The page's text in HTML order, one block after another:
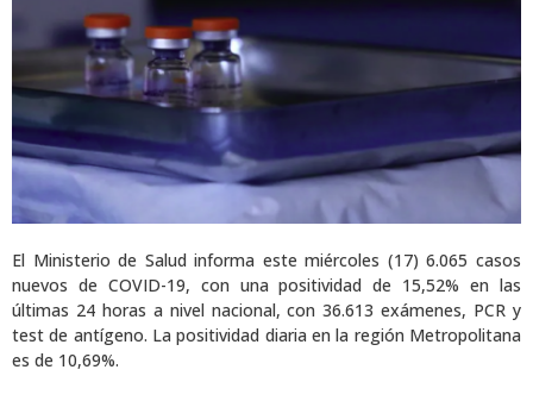
El Ministerio de Salud informa este miércoles (17) 6.065 casos
nuevos de COVID-19, con una positividad de 15,52% en las
últimas 24 horas a nivel nacional, con 36.613 exámenes, PCR y
test de antígeno. La positividad diaria en la región Metropolitana
es de 10,69%.